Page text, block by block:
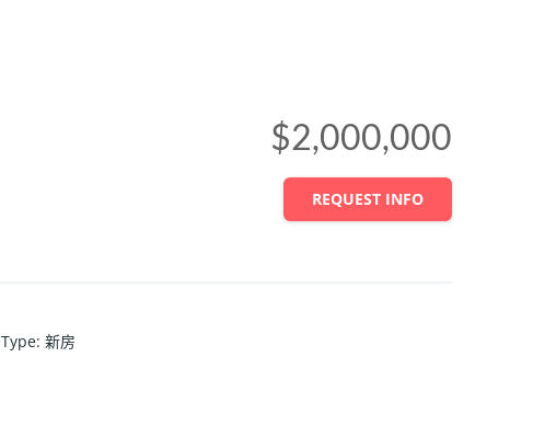
$2,000,000
REQUEST INFO
Type: 新房